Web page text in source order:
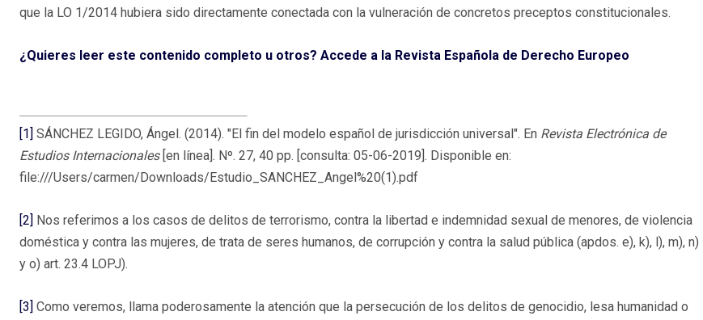
que la LO 1/2014 hubiera sido directamente conectada con la vulneración de concretos preceptos constitucionales.
¿Quieres leer este contenido completo u otros? Accede a la Revista Española de Derecho Europeo
[1] SÁNCHEZ LEGIDO, Ángel. (2014). "El fin del modelo español de jurisdicción universal". En Revista Electrónica de
Estudios Internacionales[en línea]. Nº. 27, 40 pp. [consulta: 05-06-2019]. Disponible en:
file:///Users/carmen/Downloads/Estudio_SANCHEZ_Angel%20(1).pdf
[2]
Nos referimos a los casos de delitos de terrorismo, contra la libertad e indemnidad sexual de menores, de violencia
doméstica y contra las mujeres, de trata de seres humanos, de corrupción y contra la salud pública (apdos. e), k), l), m), n)
y o) art. 23.4 LOPJ).
[3] Como veremos, llama poderosamente la atención que la persecución de los delitos de genocidio, lesa humanidad o